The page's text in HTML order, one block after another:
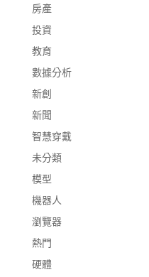
房產
投資
教育
數據分析
新創
新聞
智慧穿戴
未分類
模型
機器人
瀏覽器
熱門
硬體